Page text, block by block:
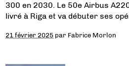
300 en 2030. Le 50e Airbus
livré à Riga et va débuter ses
21 février 2025 par Fabrice Morlon